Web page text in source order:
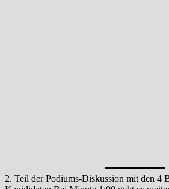
2. Teil der Podiums-Diskussion mit den 4